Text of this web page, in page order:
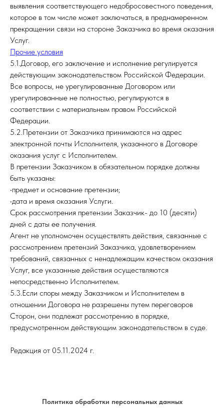
выявления соответствующего недобросовестного поведения,
которое в том числе может заключаться, в преднамеренном
прекращении связи на стороне Заказчика во время оказания
Услуг.
Прочие условия
5.1.Договор, его заключение и исполнение регулируется
действующим законодательством Российской Федерации.
Все вопросы, не урегулированные Договором или
урегулированные не полностью, регулируются в
соответствии с материальным правом Российской
Федерации.
5.2.Претензии от Заказчика принимаются на адрес
электронной почты Исполнителя, указанного в Договоре
оказания услуг с Исполнителем.
В претензии Заказчиком в обязательном порядке должны
быть указаны:
•предмет и основание претензии;
•дата и время оказания Услуги.
Срок рассмотрения претензии Заказчик- до 10 (десяти)
дней с даты ее получения.
Агент не уполномочен осуществлять действия, связанные с
рассмотрением претензий Заказчика, удовлетворением
требований, связанных с ненадлежащим качеством оказания
Услуг, все указанные действия осуществляются
непосредственно Исполнителем.
5.3.Если споры между Заказчиком и Исполнителем в
отношении Договора не разрешены путем переговоров
Сторон, они подлежат рассмотрению в порядке,
предусмотренном действующим законодательством в суде.
Редакция от 05.11.2024 г.
Политика обработки персональных данных